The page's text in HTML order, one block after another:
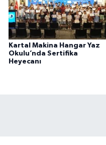
Kartal Makina Hangar Yaz
Okulu’nda Sertifika
Heyecanı